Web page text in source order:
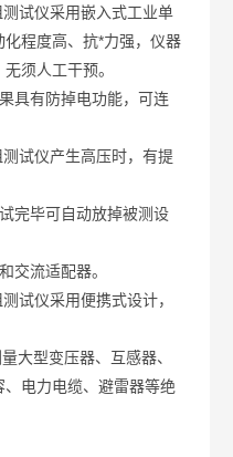
试仪采用嵌入式工业单
程度高、抗*力强，仪器
须人工干预。
具有防掉电功能，可连
试仪产生高压时，有提
完毕可自动放掉被测设
交流适配器。
试仪采用便携式设计，
大型变压器、互感器、
电力电缆、避雷器等绝